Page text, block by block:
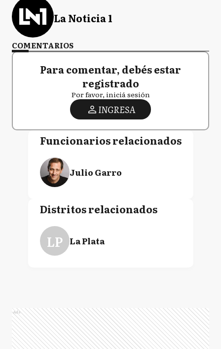
La Noticia 1
COMENTARIOS
Para comentar, debés estar
registrado
Por favor, iniciá sesión
INGRESA
Funcionarios relacionados
Julio Garro
Distritos relacionados
LP La Plata
Ads